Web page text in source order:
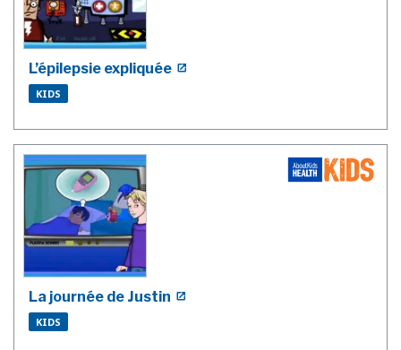
L’épilepsie expliquée
KIDS
La journée de Justin
KIDS